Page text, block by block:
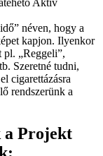
néven, hogy a
kapjon. Ilyenkor
pl. „Reggeli”,
Szeretné tudni,
cigarettázásra
rendszerünk a
a Projekt